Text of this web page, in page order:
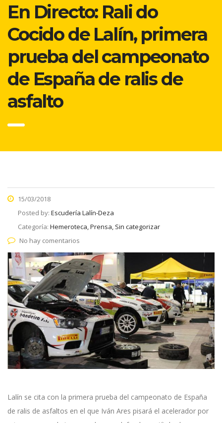
En Directo: Rali do
Cocido de Lalín, primera
prueba del campeonato
de España de ralis de
asfalto
15/03/2018
Posted by: Escudería Lalín-Deza
Categoría: Hemeroteca, Prensa, Sin categorizar
No hay comentarios
Lalín se cita con la primera prueba del campeonato de España
de ralis de asfaltos en el que Iván Ares pisará el acelerador por